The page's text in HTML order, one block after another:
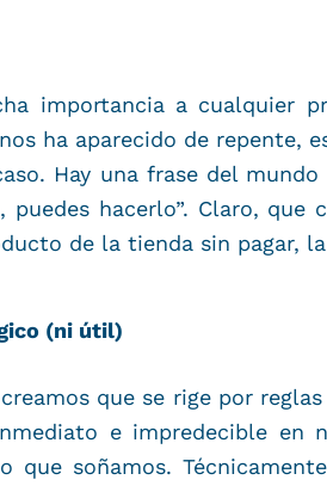
importancia a cualquier
ha aparecido de repente,
Hay una frase del
puedes hacerlo”. Claro,
de la tienda sin pagar,
(ni útil)
que se rige por
e impredecible en
que soñamos.